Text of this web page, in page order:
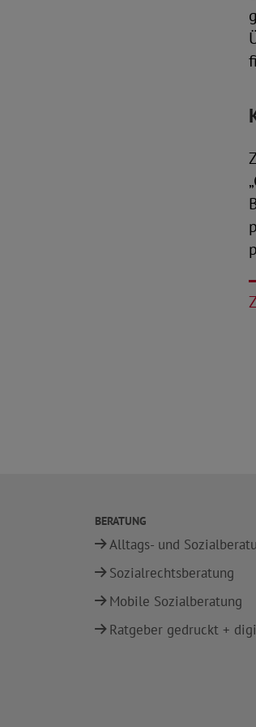
BERATUNG
Alltags- und
Sozialrechtsberatung
Mobile Sozialberatung
Ratgeber gedruckt +